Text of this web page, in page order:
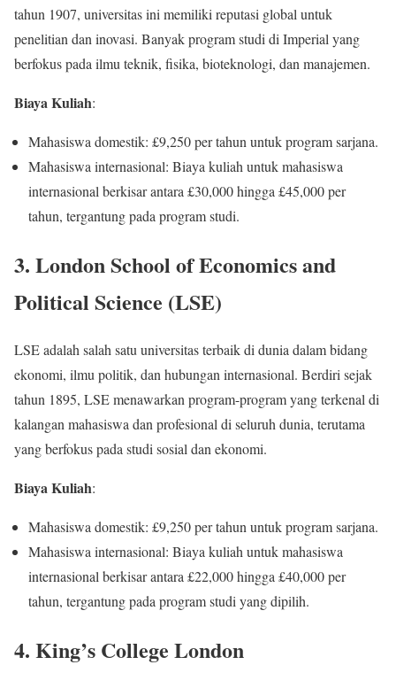
tahun 1907, universitas ini memiliki reputasi global untuk
penelitian dan inovasi. Banyak program studi di Imperial yang
berfokus pada ilmu teknik, fisika, bioteknologi, dan manajemen.
Biaya Kuliah:
Mahasiswa domestik: £9,250 per tahun untuk program sarjana.
Mahasiswa internasional: Biaya kuliah untuk mahasiswa
internasional berkisar antara £30,000 hingga £45,000 per
tahun, tergantung pada program studi.
3. London School of Economics and
Political Science (LSE)
LSE adalah salah satu universitas terbaik di dunia dalam bidang
ekonomi, ilmu politik, dan hubungan internasional. Berdiri sejak
tahun 1895, LSE menawarkan program-program yang terkenal di
kalangan mahasiswa dan profesional di seluruh dunia, terutama
yang berfokus pada studi sosial dan ekonomi.
Biaya Kuliah:
Mahasiswa domestik: £9,250 per tahun untuk program sarjana.
Mahasiswa internasional: Biaya kuliah untuk mahasiswa
internasional berkisar antara £22,000 hingga £40,000 per
tahun, tergantung pada program studi yang dipilih.
4. King’s College London